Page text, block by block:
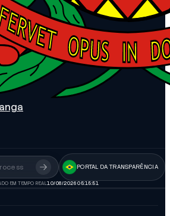
PORTAL DA TRANSPARÊNCIA
EM TEMPO REAL10/08/2026 05:15:53